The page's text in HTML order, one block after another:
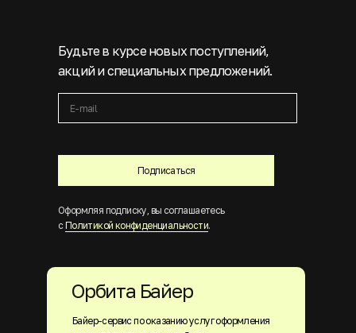
Подписаться
Будьте в курсе новых поступлений,
акций и специальных предложений.
Оформляя подписку, вы соглашаетесь
с Политикой конфиденциальности.
Байер-сервис по оказанию услуг оформления
Орбита Байер